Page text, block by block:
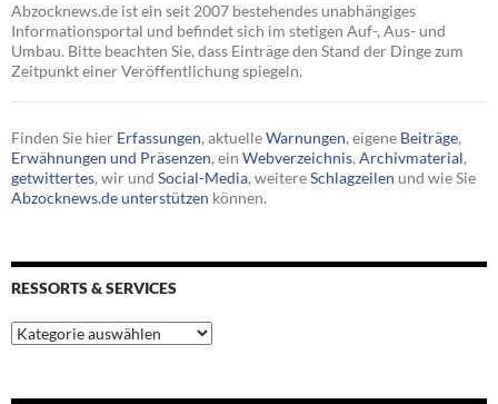
Abzocknews.de ist ein seit 2007 bestehendes unabhängiges
Informationsportal und befindet sich im stetigen Auf-, Aus- und
Umbau. Bitte beachten Sie, dass Einträge den Stand der Dinge zum
Zeitpunkt einer Veröffentlichung spiegeln.
Finden Sie hier Erfassungen, aktuelleWarnungen, eigene Beiträge,
Erwähnungen und Präsenzen, ein Webverzeichnis, Archivmaterial,
getwittertes, wir und Social-Media, weitereSchlagzeilen und wie Sie
Abzocknews.de unterstützen können.
RESSORTS & SERVICES
Ressorts
&